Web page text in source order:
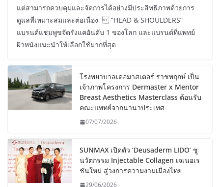
แต่สามารถควบคุมและจัดการได้อย่างมีประสิทธิภาพด้วยการ
ดูแลที่เหมาะสมและต่อเนื่อง “HEAD & SHOULDERS”
แบรนด์แชมพูขจัดรังแคอันดับ 1 ของโลก และแบรนด์ที่แพทย์
ผิวหนังแนะนำให้เลือกใช้มากที่สุด
โรงพยาบาลเดอมาสเตอร์ ราชพฤกษ์ เป็น
เจ้าภาพโครงการ Dermaster x Mentor
Breast Aesthetics Masterclass ต้อนรับ
คณะแพทย์จากนานาประเทศ
07/07/2026
SUNMAX เปิดตัว ‘Deusaderm LIDO’ ชู
นวัตกรรม Injectable Collagen เจเนอเร
ชันใหม่ สู่วงการความงามเมืองไทย
29/06/2026